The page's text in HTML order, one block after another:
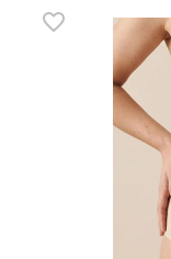
favorite_border